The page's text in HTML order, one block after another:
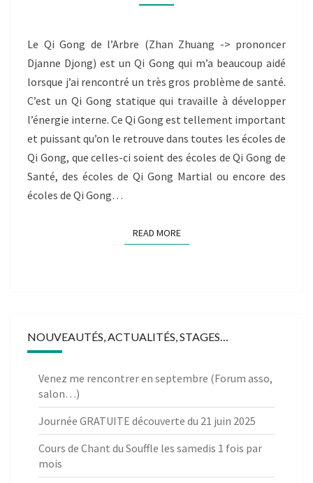
LE
19
2018
Le Qi Gong de l’Arbre (Zhan Zhuang -> prononcer
Djanne Djong) est un Qi Gong qui m’a beaucoup aidé
lorsque j’ai rencontré un très gros problème de santé.
C’est un Qi Gong statique qui travaille à développer
l’énergie interne. Ce Qi Gong est tellement important
et puissant qu’on le retrouve dans toutes les écoles de
Qi Gong, que celles-ci soient des écoles de Qi Gong de
Santé, des écoles de Qi Gong Martial ou encore des
écoles de Qi Gong…
READ MOREREAD MORE
NOUVEAUTÉS, ACTUALITÉS, STAGES…
Venez me rencontrer en septembre (Forum asso,
salon…)
Journée GRATUITE découverte du 21 juin 2025
Cours de Chant du Souffle les samedis 1 fois par
mois